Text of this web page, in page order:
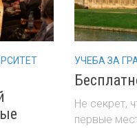
УЧЕБА ЗА
Не секрет,
первые